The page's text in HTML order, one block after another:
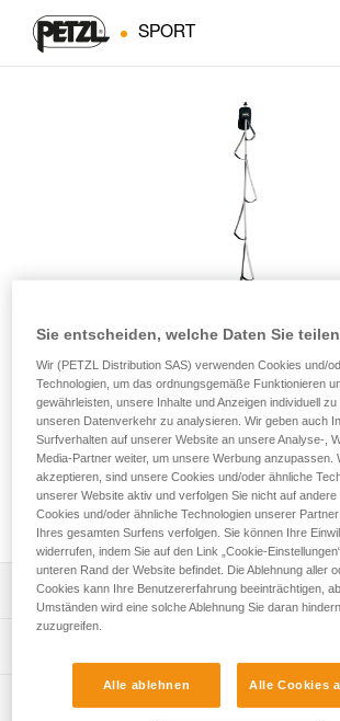
SPORT
GRADISTEP
Leichte Trittleiter mit fünf Stufen für
beim Freiklettern
Leichte Trittleiter mit fünf Stufen für
beim Freiklettern.
Leistungsverzeichnis
Die Aufbewahrungstasche kann direkt am
eingehängt werden.
Das STRING-Element hält den Karabiner
Position und schützt das Gurtband vor
Material: Polyester
Technische Informationen
Sie entscheiden, welche Daten Sie teilen
Wir (PETZL Distribution SAS) verwenden Cookies und/
Technologien, um das ordnungsgemäße Funktionieren
gewährleisten, unsere Inhalte und Anzeigen individuell
unseren Datenverkehr zu analysieren. Wir geben auch
Surfverhalten auf unserer Website an unsere Analyse-,
Media-Partner weiter, um unsere Werbung anzupassen.
akzeptieren, sind unsere Cookies und/oder ähnliche
unserer Website aktiv und verfolgen Sie nicht auf andere
Cookies und/oder ähnliche Technologien unserer
Ihres gesamten Surfens verfolgen. Sie können Ihre
widerrufen, indem Sie auf den Link „Cookie-
unteren Rand der Website befindet. Die Ablehnung aller
Cookies kann Ihre Benutzererfahrung beeinträchtigen,
Umständen wird eine solche Ablehnung Sie daran
zuzugreifen.
Alle ablehnen Alle Cookies